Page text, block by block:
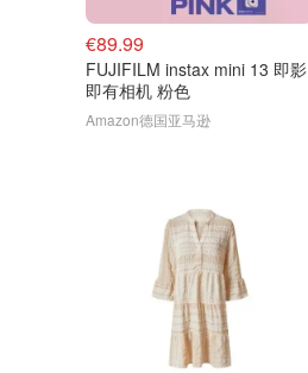
€89.99
FUJIFILM instax mini 13 即影
即有相机 粉色
Amazon德国亚马逊